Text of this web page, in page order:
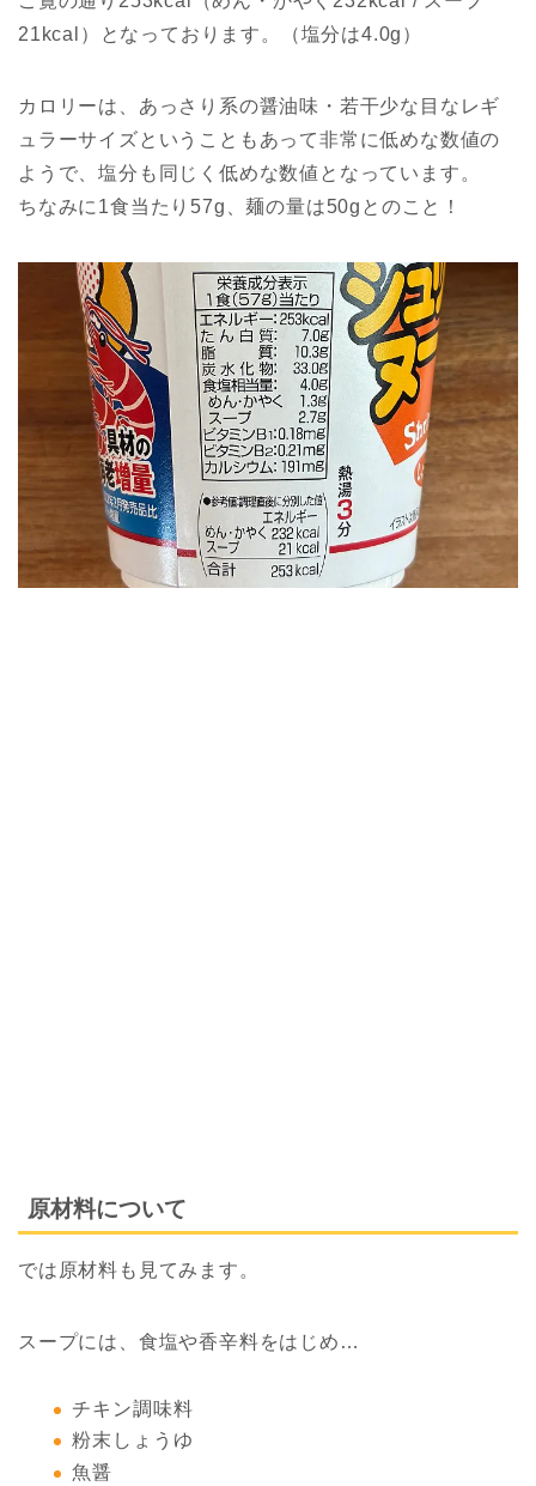
21kcal）となっております。（塩分は4.0g）
カロリーは、あっさり系の醤油味・若干少な目なレギ
ュラーサイズということもあって非常に低めな数値の
ようで、塩分も同じく低めな数値となっています。
ちなみに1食当たり57g、麺の量は50gとのこと！
原材料について
では原材料も見てみます。
スープには、食塩や香辛料をはじめ…
チキン調味料
粉末しょうゆ
魚醤